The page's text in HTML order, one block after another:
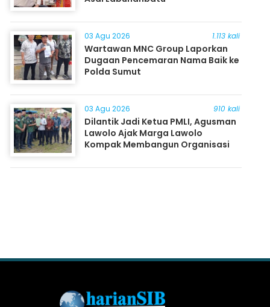
03 Agu 2026 1.113 kali
Wartawan MNC Group Laporkan
Dugaan Pencemaran Nama Baik ke
Polda Sumut
03 Agu 2026 910 kali
Dilantik Jadi Ketua PMLI, Agusman
Lawolo Ajak Marga Lawolo
Kompak Membangun Organisasi